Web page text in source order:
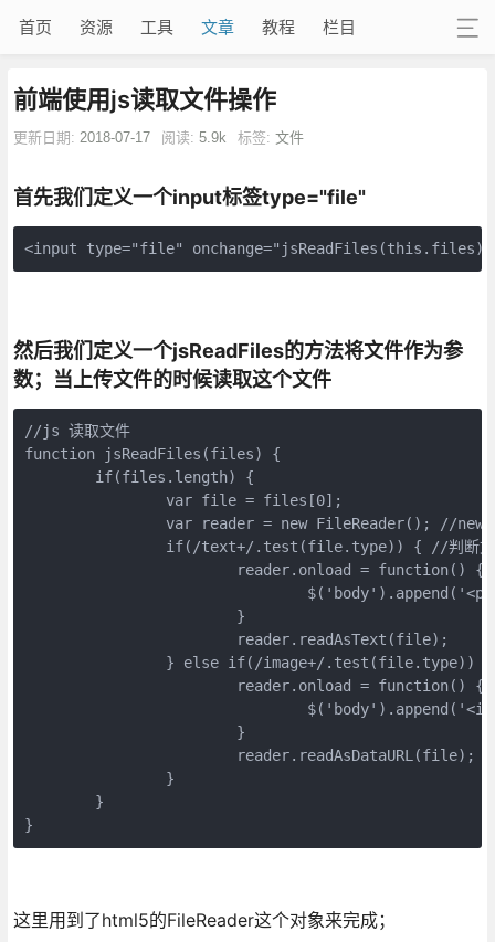
首页 资源 工具 文章 教程 栏目
前端使用js读取文件操作
更新日期: 2018-07-17 阅读: 5.9k 标签: 文件
首先我们定义一个input标签type="file"
<input type="file"
然后我们定义一个jsReadFiles的方法将文件作为参
数；当上传文件的时候读取这个文件
//js 读取文件
function jsReadFiles(files) {
}
这里用到了html5的FileReader这个对象来完成；